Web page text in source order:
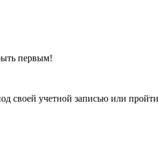
первым!
своей учетной записью или